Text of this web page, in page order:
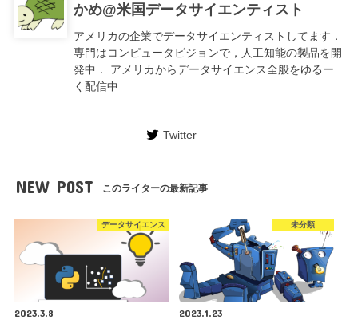
かめ@米国データサイエンティスト
アメリカの企業でデータサイエンティストしてます．
専門はコンピュータビジョンで，人工知能の製品を開
発中． アメリカからデータサイエンス全般をゆるー
く配信中
Twitter
NEW POST このライターの最新記事
データサイエンス
2023.3.8
未分類
2023.1.23